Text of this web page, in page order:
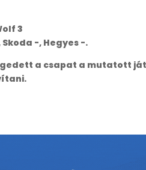
3
Skoda -, Hegyes -.
a csapat a mutatott